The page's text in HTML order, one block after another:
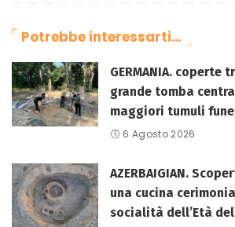
Potrebbe interessarti…
GERMANIA. coperte
grande tomba
maggiori tumuli
6 Agosto 2026
AZERBAIGIAN.
una cucina
socialità dell’Età